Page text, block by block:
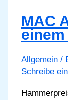
MAC
Allgemein/
Schreibe